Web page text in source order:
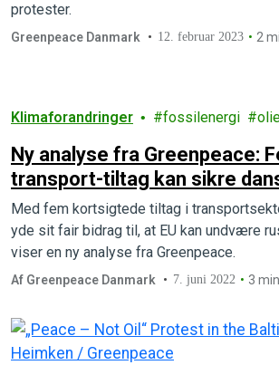
protester.
Greenpeace Danmark 12. februar 2023 2
Klimaforandringer fossilenergi
Ny analyse fra Greenpeace:
transport-tiltag kan sikre
et EU uden russisk olie
Med fem kortsigtede tiltag i
yde sit fair bidrag til, at EU kan undvære
viser en ny analyse fra Greenpeace.
Af Greenpeace Danmark 7. juni 2022 3